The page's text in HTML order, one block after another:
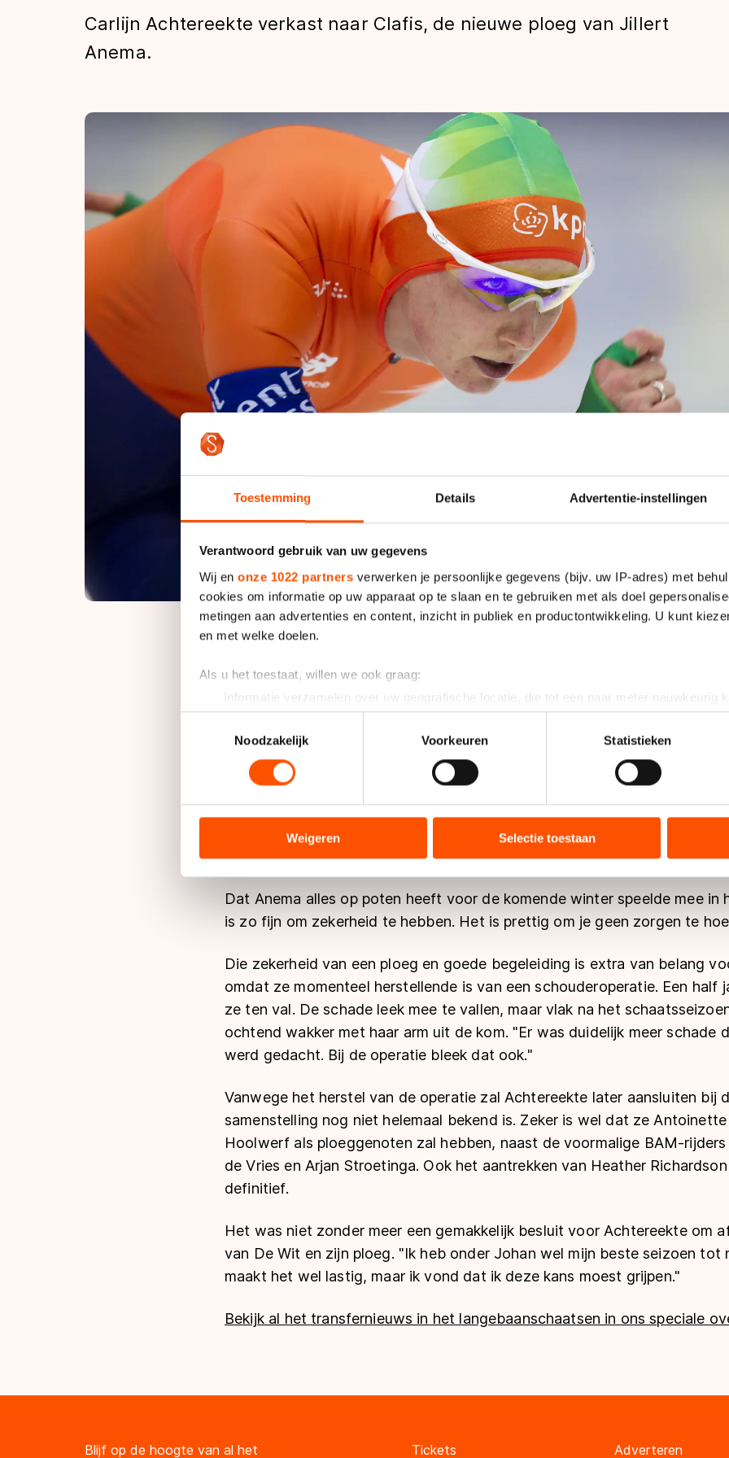
Toestemming Details Advertentie-instellingen
Verantwoord gebruik van uw gegevens
Wij en onze 1022 partners verwerken je persoonlijke gegevens (bijv. uw IP-adres) met
cookies om informatie op uw apparaat op te slaan en te gebruiken met als doel
metingen aan advertenties en content, inzicht in publiek en productontwikkeling. U kunt
en met welke doelen.
Als u het toestaat, willen we ook graag:
Informatie verzamelen over uw geografische locatie, die tot een paar meter nauwkeurig
Uw apparaat identificeren door het actief te scannen op specifieke eigenschappen
Lees meer over hoe uw persoonlijke gegevens worden verwerkt en stel uw voorkeuren in het
toestemming op elk moment wijzigen of intrekken in de Cookieverklaring.
analyseren. We delen informatie over uw gebruik van onze site met onze partners voor
analyse. Zij kunnen deze combineren met andere gegevens die u aan hen heeft verstrekt of
hun services. Sommige partners kunnen gegevens doorgeven aan landen buiten de EU,
adequaat beschermingsniveau geldt volgens de GDPR. Door op ‘Toestaan’ te klikken, stemt
Meer informatie vindt u in onscookiebeleid.
Noodzakelijk
Voorkeuren Statistieken
Weigeren Selectie toestaan
Tijden & historie
Schaatsfans
Olympische Spelen
Carlijn Achtereekte verkast naar Clafis, de nieuwe ploeg van Jillert
Anema.
"Jillert belde me zelf op met de vraag of ik geïnteresseerd was in een
Achtereekte. "En dat was ik wel." Meerdere gesprekken volgden en de
veel vertrouwen."
Afgelopen seizoen kwam Achtereekte uit voor Project 2018, het team
goed", zegt de 24-jarige rijdster. "Maar je weet het nooit helemaal zeker.
rond."
Dat Anema alles op poten heeft voor de komende winter speelde mee in
is zo fijn om zekerheid te hebben. Het is prettig om je geen zorgen te
Die zekerheid van een ploeg en goede begeleiding is extra van belang
omdat ze momenteel herstellende is van een schouderoperatie. Een half
ze ten val. De schade leek mee te vallen, maar vlak na het
ochtend wakker met haar arm uit de kom. "Er was duidelijk meer schade
werd gedacht. Bij de operatie bleek dat ook."
Vanwege het herstel van de operatie zal Achtereekte later aansluiten bij
samenstelling nog niet helemaal bekend is. Zeker is wel dat ze
Hoolwerf als ploeggenoten zal hebben, naast de voormalige BAM-
de Vries en Arjan Stroetinga. Ook het aantrekken van Heather
definitief.
Het was niet zonder meer een gemakkelijk besluit voor Achtereekte om
van De Wit en zijn ploeg. "Ik heb onder Johan wel mijn beste seizoen tot
maakt het wel lastig, maar ik vond dat ik deze kans moest grijpen."
Bekijk al het transfernieuws in het langebaanschaatsen in ons speciale
Blijf op de hoogte van al het Tickets Adverteren